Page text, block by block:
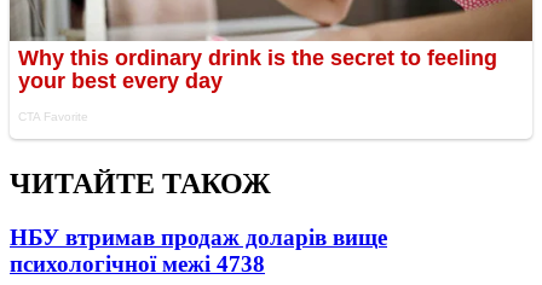
ЧИТАЙТЕ ТАКОЖ
НБУ втримав продаж доларів вище
психологічної межі 4738